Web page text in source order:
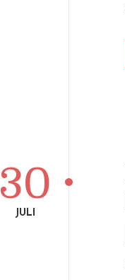
30
JULI